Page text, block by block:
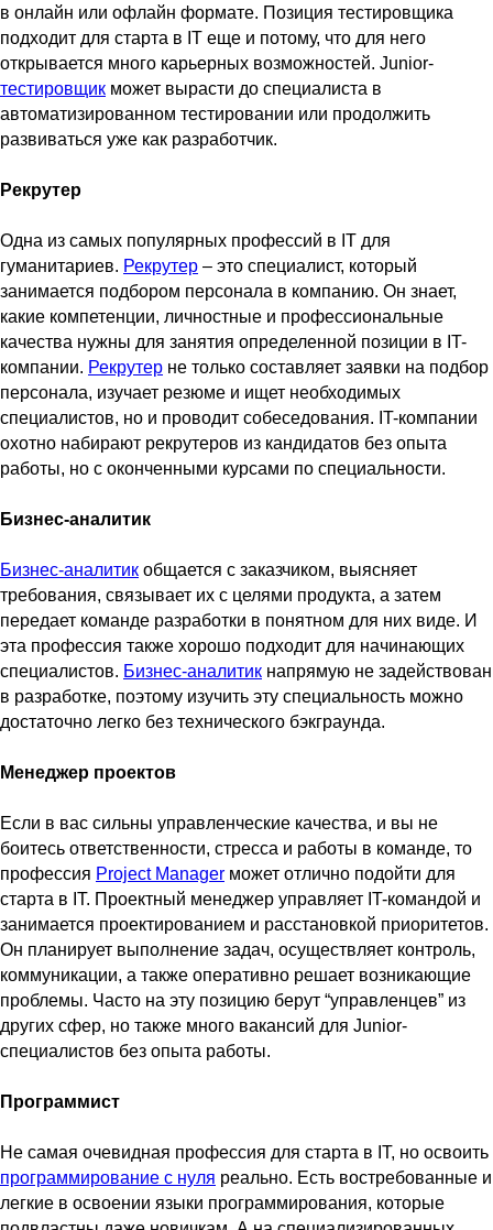
в онлайн или офлайн формате. Позиция тестировщика
подходит для старта в IT еще и потому, что для него
открывается много карьерных возможностей. Junior-
тестировщик может вырасти до специалиста в
автоматизированном тестировании или продолжить
развиваться уже как разработчик.
Рекрутер
Одна из самых популярных профессий в IT для
гуманитариев. Рекрутер – это специалист, который
занимается подбором персонала в компанию. Он знает,
какие компетенции, личностные и профессиональные
качества нужны для занятия определенной позиции в IT-
компании. Рекрутер не только составляет заявки на подбор
персонала, изучает резюме и ищет необходимых
специалистов, но и проводит собеседования. IT-компании
охотно набирают рекрутеров из кандидатов без опыта
работы, но с оконченными курсами по специальности.
Бизнес-аналитик
Бизнес-аналитик общается с заказчиком, выясняет
требования, связывает их с целями продукта, а затем
передает команде разработки в понятном для них виде. И
эта профессия также хорошо подходит для начинающих
специалистов. Бизнес-аналитик напрямую не задействован
в разработке, поэтому изучить эту специальность можно
достаточно легко без технического бэкграунда.
Менеджер проектов
Если в вас сильны управленческие качества, и вы не
боитесь ответственности, стресса и работы в команде, то
профессия Project Manager может отлично подойти для
старта в IT. Проектный менеджер управляет IT-командой и
занимается проектированием и расстановкой приоритетов.
Он планирует выполнение задач, осуществляет контроль,
коммуникации, а также оперативно решает возникающие
проблемы. Часто на эту позицию берут “управленцев” из
других сфер, но также много вакансий для Junior-
специалистов без опыта работы.
Программист
Не самая очевидная профессия для старта в IT, но освоить
программирование с нуля реально. Есть востребованные и
легкие в освоении языки программирования, которые